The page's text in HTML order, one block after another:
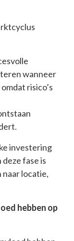
wanneer
risico’s
investering
fase is
locatie,
hebben op